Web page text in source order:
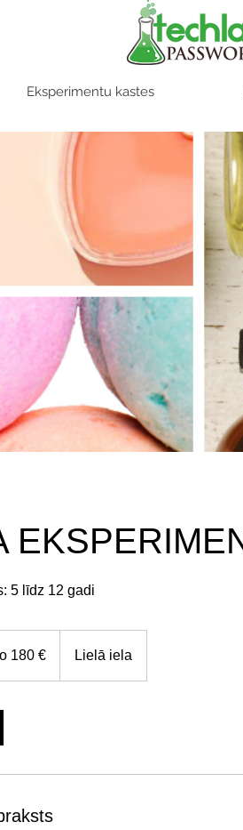
Eksperimentu kastes
5 līdz 12 gadi
180 € Lielā iela